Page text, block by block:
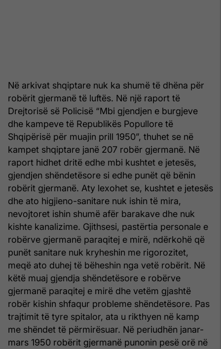
Në arkivat shqiptare nuk ka shumë të dhëna për
robërit gjermanë të luftës. Në një raport të
Drejtorisë së Policisë “Mbi gjendjen e burgjeve
dhe kampeve të Republikës Popullore të
Shqipërisë për muajin prill 1950”, thuhet se në
kampet shqiptare janë 207 robër gjermanë. Në
raport hidhet dritë edhe mbi kushtet e jetesës,
gjendjen shëndetësore si edhe punët që bënin
robërit gjermanë. Aty lexohet se, kushtet e jetesës
dhe ato higjieno-sanitare nuk ishin të mira,
nevojtoret ishin shumë afër barakave dhe nuk
kishte kanalizime. Gjithsesi, pastërtia personale e
robërve gjermanë paraqitej e mirë, ndërkohë që
punët sanitare nuk kryheshin me rigorozitet,
meqë ato duhej të bëheshin nga vetë robërit. Në
këtë muaj gjendja shëndetësore e robërve
gjermanë paraqitej e mirë dhe vetëm gjashtë
robër kishin shfaqur probleme shëndetësore. Pas
trajtimit të tyre spitalor, ata u rikthyen në kamp
me shëndet të përmirësuar. Në periudhën janar-
mars 1950 robërit gjermanë punonin pesë orë në